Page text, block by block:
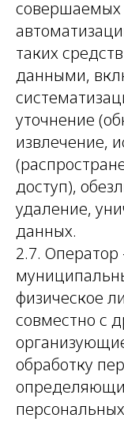
совершаемых
таких
данными,
уточнение
извлечение,
доступ),
удаление,
данных.
2.7.
физическое
совместно с
обработку